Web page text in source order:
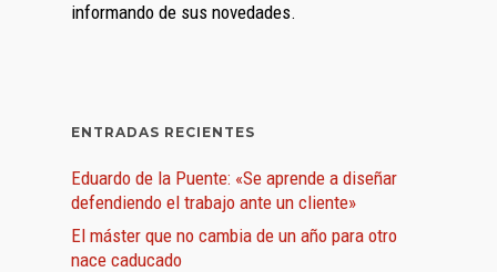
informando de sus novedades.
ENTRADAS RECIENTES
Eduardo de la Puente: «Se aprende a diseñar
defendiendo el trabajo ante un cliente»
El máster que no cambia de un año para otro
nace caducado